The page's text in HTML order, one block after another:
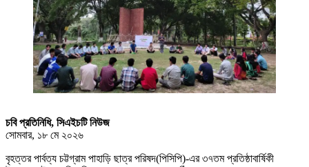
চবি প্রতিনিধি, সিএইচটি নিউজ
সোমবার, ১৮ মে ২০২৬
বৃহত্তর পার্বত্য চট্টগ্রাম পাহাড়ি ছাত্র পরিষদ(পিসিপি)-এর ৩৭তম প্রতিষ্ঠাবার্ষিকী